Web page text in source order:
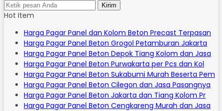
Kirim
Hot Item
Harga Pagar Panel dan Kolom Beton Precast Terpasan
Harga Pagar Panel Beton Grogol Petamburan Jakarta
Harga Pagar Panel Beton Depok Tiang Kolom dan Jasa
Harga Pagar Panel Beton Purwakarta per Pcs dan Kol
Harga Pagar Panel Beton Sukabumi Murah Beserta Pem
Harga Pagar Panel Beton Cilegon dan Jasa Pasangnya
Harga Pagar Panel Beton Jakarta dan Tiang Kolom Pr
Harga Pagar Panel Beton Cengkareng Murah dan Jasa